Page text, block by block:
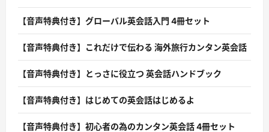
【音声特典付き】グローバル英会話入門 4冊セット
【音声特典付き】これだけで伝わる 海外旅行カンタン英会話
【音声特典付き】とっさに役立つ 英会話ハンドブック
【音声特典付き】はじめての英会話はじめるよ
【音声特典付き】初心者の為のカンタン英会話 4冊セット